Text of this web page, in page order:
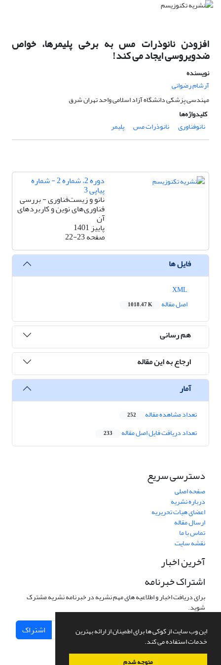
این وب سایت از کوکی ها برای اطمینان از ارائه بهترین
خدمات استفاده می کند.
متوجه شدم
افزودن نانوذرات مس به برخى پلیمرها، خواص
ضدویروسى ایجاد مى کند!
نویسنده
آرشام رضوانی
مهندسی پزشکی دانشگاه آزاد اسلامی واحد تهران شرق
کلیدواژه‌ها
نانوفناوری
نانوذرات مس پلیمر
دوره 2، شماره 2 - شماره
پیاپی 3
نانو و زیست‌فناوری - بررسی
فناوری‌های نوین و کاربردهای
آن
پاییز 1401
صفحه22-23
فایل ها
اصل مقاله
1018.47 K
هم رسانی
ارجاع به این مقاله
آمار
تعداد مشاهده مقاله 252
تعداد دریافت فایل اصل مقاله 233
دسترسی سریع
صفحه اصلی
درباره نشریه
اعضای هیات تحریریه
ارسال مقاله
تماس با ما
نقشه سایت
آخرین اخبار
اشتراک خبرنامه
برای دریافت اخبار و اطلاعیه های مهم نشریه در خبرنامه نشریه مشترک
شوید.
اشتراک